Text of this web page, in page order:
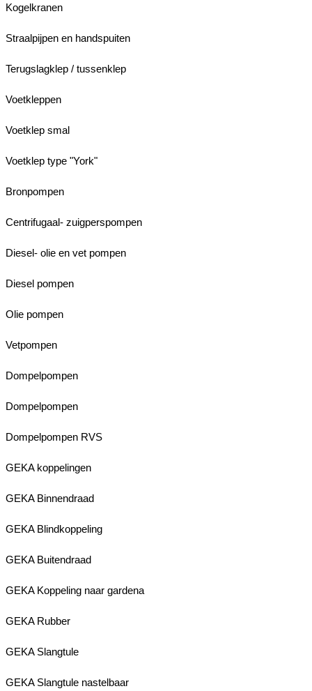
Kogelkranen
Straalpijpen en handspuiten
Terugslagklep / tussenklep
Voetkleppen
Voetklep smal
Voetklep type "York"
Bronpompen
Centrifugaal- zuigperspompen
Diesel- olie en vet pompen
Diesel pompen
Olie pompen
Vetpompen
Dompelpompen
Dompelpompen
Dompelpompen RVS
GEKA koppelingen
GEKA Binnendraad
GEKA Blindkoppeling
GEKA Buitendraad
GEKA Koppeling naar gardena
GEKA Rubber
GEKA Slangtule
GEKA Slangtule nastelbaar